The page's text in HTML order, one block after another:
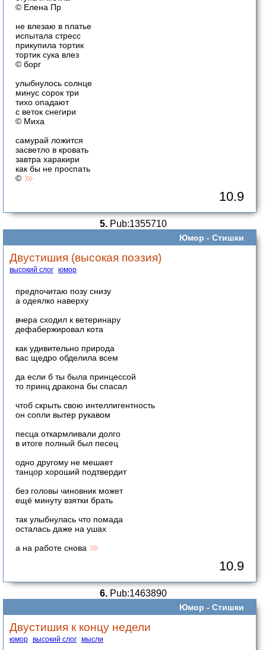
© Елена Пр
не влезаю в платье
испытала стресс
прикупила тортик
тортик сука влез
© борг
улыбнулось солнце
минус сорок три
тихо опадают
с веток снегири
© Миха
самурай ложится
засветло в кровать
завтра харакири
как бы не проспать
©
10.9
5.Pub:1355710
Юмор - Стишки
Двустишия (высокая поэзия)
высокий слог юмор
предпочитаю позу снизу
а одеялко наверху
вчера сходил к ветеринару
дефабержировал кота
как удивительно природа
вас щедро обделила всем
да если б ты была принцессой
то принц дракона бы спасал
чтоб скрыть свою интеллигентность
он сопли вытер рукавом
песца откармливали долго
в итоге полный был песец
одно другому не мешает
танцор хороший подтвердит
без головы чиновник может
ещё минуту взятки брать
так улыбнулась что помада
осталась даже на ушах
а на работе снова
10.9
6.Pub:1463890
Юмор - Стишки
Двустишия к концу недели
юмор высокий слог мысли